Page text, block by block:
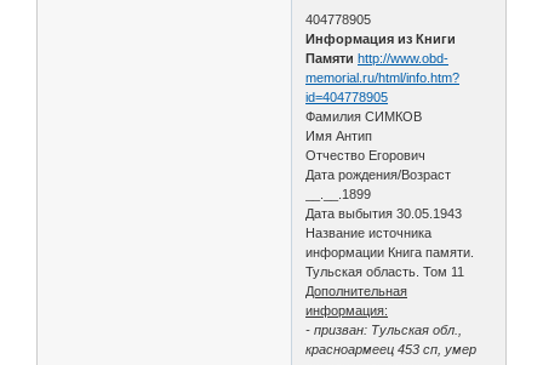
404778905
Информация из Книги
Памяти http://www.obd-
memorial.ru/html/info.htm?
id=404778905
Фамилия СИМКОВ
Имя Антип
Отчество Егорович
Дата рождения/Возраст
__.__.1899
Дата выбытия 30.05.1943
Название источника
информации Книга памяти.
Тульская область. Том 11
Дополнительная
информация:
- призван: Тульская обл.,
красноармеец 453 сп, умер